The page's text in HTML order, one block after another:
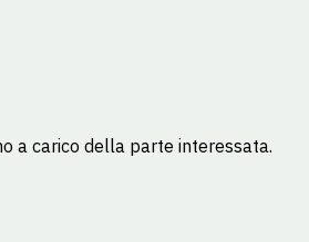
a carico della parte interessata.